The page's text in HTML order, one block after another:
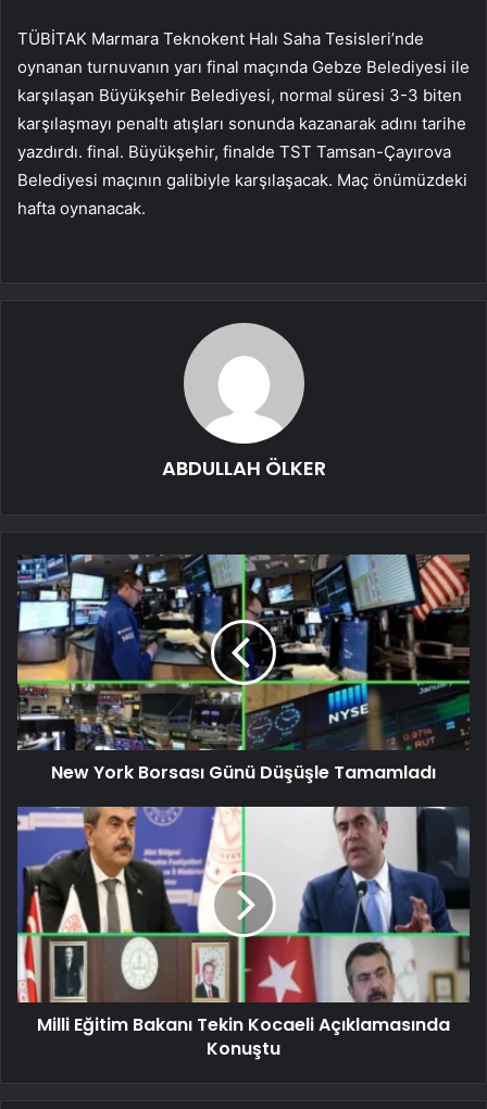
TÜBİTAK Marmara Teknokent Halı Saha Tesisleri’nde
oynanan turnuvanın yarı final maçında Gebze Belediyesi ile
karşılaşan Büyükşehir Belediyesi, normal süresi 3-3 biten
karşılaşmayı penaltı atışları sonunda kazanarak adını tarihe
yazdırdı. final. Büyükşehir, finalde TST Tamsan-Çayırova
Belediyesi maçının galibiyle karşılaşacak. Maç önümüzdeki
hafta oynanacak.
ABDULLAH ÖLKER
New York Borsası Günü Düşüşle Tamamladı
Milli Eğitim Bakanı Tekin Kocaeli Açıklamasında
Konuştu